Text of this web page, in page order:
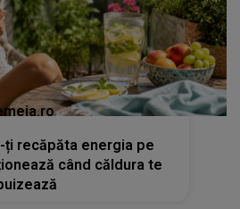
ți recăpăta energia pe
când căldura te